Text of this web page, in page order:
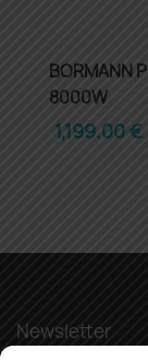
BORMANN
8000W
1,199.00€
Newsletter